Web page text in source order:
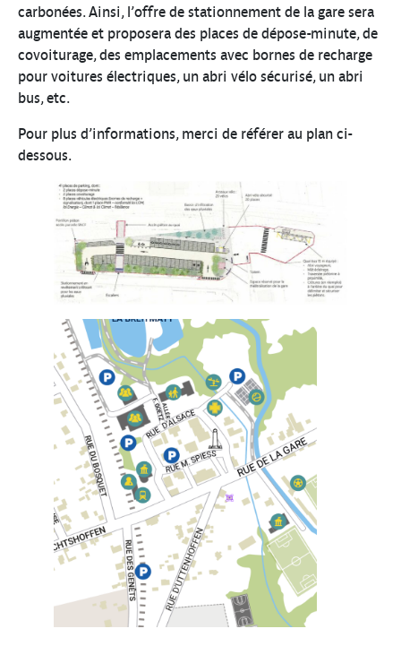
carbonées. Ainsi, l’offre de stationnement de la gare sera
augmentée et proposera des places de dépose-minute, de
covoiturage, des emplacements avec bornes de recharge
pour voitures électriques, un abri vélo sécurisé, un abri
bus, etc.
Pour plus d’informations, merci de référer au plan ci-
dessous.